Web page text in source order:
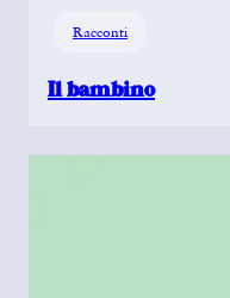
Racconti
Il bambino